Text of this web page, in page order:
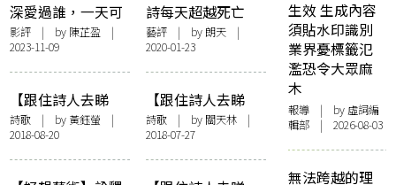
深愛過誰，一天可
抵上一歲：並觀
《明明無盡》與
《浪跡天地》
影評 | by 陳芷盈 |
2023-11-09
詩每天超越死亡
藝評| by 朗天|
2020-01-23
【跟住詩人去睇
展】麥快樂——馬
玉江個展「夜未
央」
詩歌 | by 黃鈺螢 |
2018-08-20
【跟住詩人去睇
展】暗在微冷——
「微暗行星：廖偉
棠攝影展」
詩歌| by 關天林|
2018-07-27
生效 生成內容
須貼水印識別
業界憂標籤氾
濫恐令大眾麻
木
報導 | by 虛詞編
輯部 | 2026-08-03
無法跨越的理